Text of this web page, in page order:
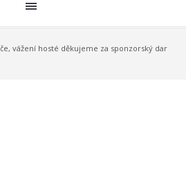
vážení hosté děkujeme za sponzorský dar